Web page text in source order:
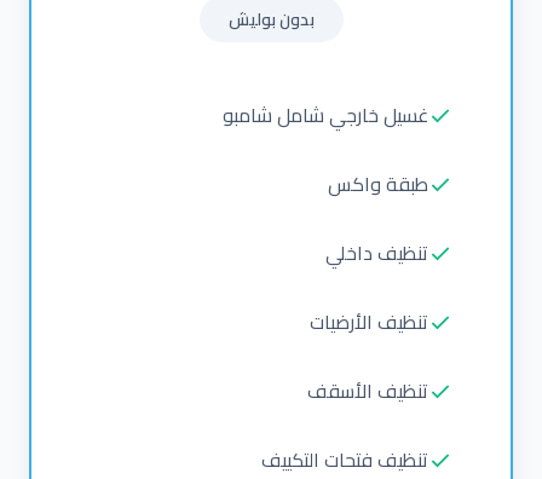
بدون بوليش
غسيل خارجي شامل شامبو
طبقة واكس
تنظيف داخلي
تنظيف الأرضيات
تنظيف الأسقف
تنظيف فتحات التكييف